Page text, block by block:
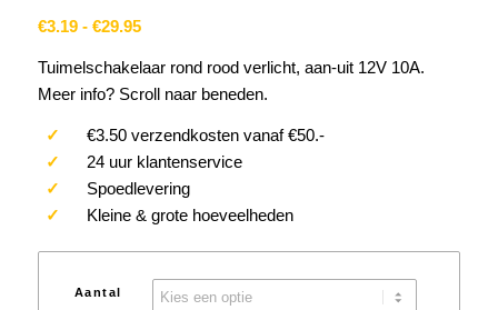
€3.19 - €29.95Prijsklasse:
tot
€29.95
Tuimelschakelaar rond rood verlicht, aan-uit 12V 10A.
Meer info? Scroll naar beneden.
✓ €3.50 verzendkosten vanaf €50.-
✓ 24 uur klantenservice
✓ Spoedlevering
✓ Kleine & grote hoeveelheden
Aantal